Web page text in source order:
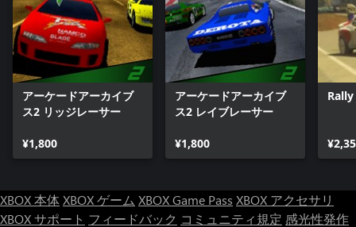
アーケードアーカイブ
ス2 リッジレーサー
¥1,800
アーケードアーカイブ
ス2 レイブレーサー
¥1,800
XBOX 本体XBOX ゲーム XBOX Game Pass XBOX アクセサリ
XBOX サポート フィードバック コミュニティ規定 感光性発作